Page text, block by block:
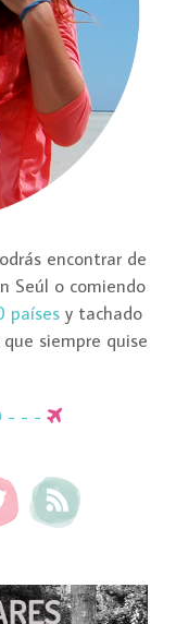
encontrar de
Seúl o comiendo
países y tachado
siempre quise
- - -